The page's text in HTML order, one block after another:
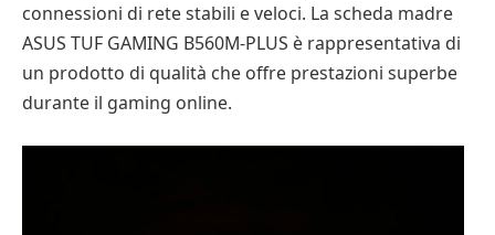
connessioni di rete stabili e veloci. La scheda madre
ASUS TUF GAMING B560M-PLUS è rappresentativa di
un prodotto di qualità che offre prestazioni superbe
durante il gaming online.